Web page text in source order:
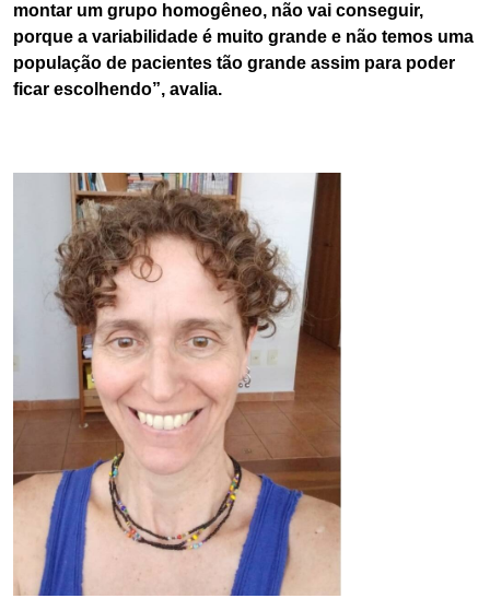
montar um grupo homogêneo, não vai conseguir,
porque a variabilidade é muito grande e não temos uma
população de pacientes tão grande assim para poder
ficar escolhendo”, avalia.